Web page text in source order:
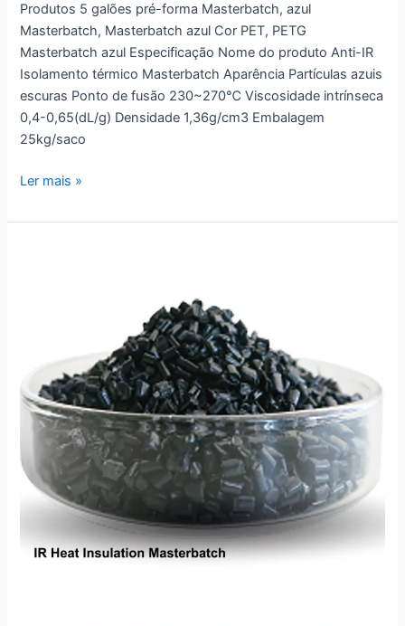
Produtos 5 galões pré-forma Masterbatch, azul
Masterbatch, Masterbatch azul Cor PET, PETG
Masterbatch azul Especificação Nome do produto Anti-IR
Isolamento térmico Masterbatch Aparência Partículas azuis
escuras Ponto de fusão 230~270℃ Viscosidade intrínseca
0,4-0,65(dL/g) Densidade 1,36g/cm3 Embalagem
25kg/saco
Ler mais »
transmissão
PET
PMMA